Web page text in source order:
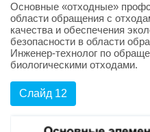
Основные «отходные»
области обращения с
качества и обеспечения
безопасности в области
Инженер-технолог по
биологическими отходами.
Слайд 12